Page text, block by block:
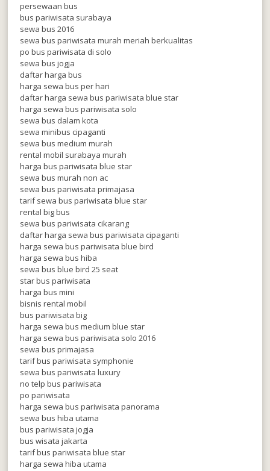
persewaan bus
bus pariwisata surabaya
sewa bus 2016
sewa bus pariwisata murah meriah berkualitas
po bus pariwisata di solo
sewa bus jogja
daftar harga bus
harga sewa bus per hari
daftar harga sewa bus pariwisata blue star
harga sewa bus pariwisata solo
sewa bus dalam kota
sewa minibus cipaganti
sewa bus medium murah
rental mobil surabaya murah
harga bus pariwisata blue star
sewa bus murah non ac
sewa bus pariwisata primajasa
tarif sewa bus pariwisata blue star
rental big bus
sewa bus pariwisata cikarang
daftar harga sewa bus pariwisata cipaganti
harga sewa bus pariwisata blue bird
harga sewa bus hiba
sewa bus blue bird 25 seat
star bus pariwisata
harga bus mini
bisnis rental mobil
bus pariwisata big
harga sewa bus medium blue star
harga sewa bus pariwisata solo 2016
sewa bus primajasa
tarif bus pariwisata symphonie
sewa bus pariwisata luxury
no telp bus pariwisata
po pariwisata
harga sewa bus pariwisata panorama
sewa bus hiba utama
bus pariwisata jogja
bus wisata jakarta
tarif bus pariwisata blue star
harga sewa hiba utama